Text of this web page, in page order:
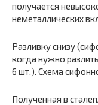
получается
неметаллических
Разливку снизу
когда нужно
6 шт.). Схема
Полученная в